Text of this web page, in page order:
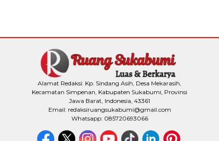
Alamat Redaksi: Kp. Sindang Asih, Desa Mekarasih,
Kecamatan Simpenan, Kabupaten Sukabumi, Provinsi
Jawa Barat, Indonesia, 43361
Email: redaksiruangsukabumi@gmail.com
Whatsapp: 085720693066